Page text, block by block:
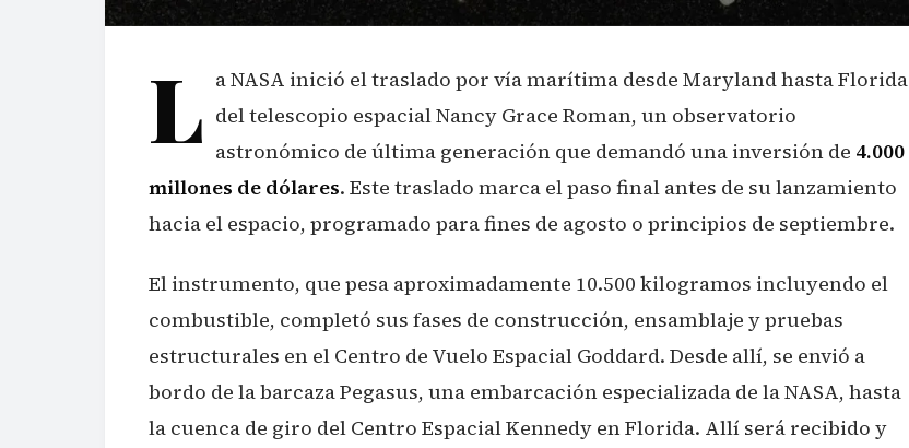
L a NASA inició el traslado por vía marítima desde Maryland hasta Florida
del telescopio espacial Nancy Grace Roman, un observatorio
astronómico de última generación que demandó una inversión de 4.000
millones de dólares. Este traslado marca el paso final antes de su lanzamiento
hacia el espacio, programado para fines de agosto o principios de septiembre.
El instrumento, que pesa aproximadamente 10.500 kilogramos incluyendo el
combustible, completó sus fases de construcción, ensamblaje y pruebas
estructurales en el Centro de Vuelo Espacial Goddard. Desde allí, se envió a
bordo de la barcaza Pegasus, una embarcación especializada de la NASA, hasta
la cuenca de giro del Centro Espacial Kennedy en Florida. Allí será recibido y